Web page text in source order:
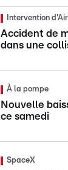
Intervention
Accident de
dans une
À la pompe
Nouvelle
ce samedi
SpaceX